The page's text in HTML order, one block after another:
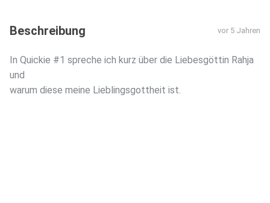
Beschreibung vor 5 Jahren
In Quickie #1 spreche ich kurz über die Liebesgöttin Rahja
und
warum diese meine Lieblingsgottheit ist.